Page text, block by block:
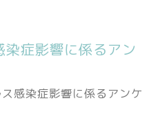
症影響に係るアン
感染症影響に係るアンケ